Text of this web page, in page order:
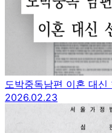
도박중독남편 이혼 대
2026.02.23